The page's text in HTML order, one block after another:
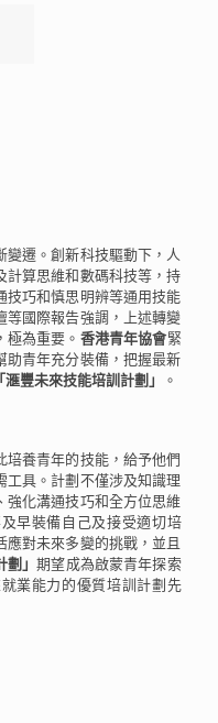
變遷。創新科技驅動下，人
計算思維和數碼科技等，持
技巧和慎思明辨等通用技能
等國際報告強調，上述轉變
為重要。 香港青年協會緊
助青年充分裝備，把握最新
「滙豐未來技能培訓計劃」 。
養青年的技能，給予他們
工具。計劃不僅涉及知識理
強化溝通技巧和全方位思維
早裝備自己及接受適切培
對未來多變的挑戰，並且
劃」期望成為啟蒙青年探索
業能力的優質培訓計劃先